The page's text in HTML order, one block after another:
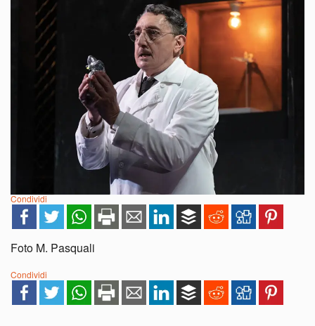
Condividi
Foto M. Pasquali
Condividi